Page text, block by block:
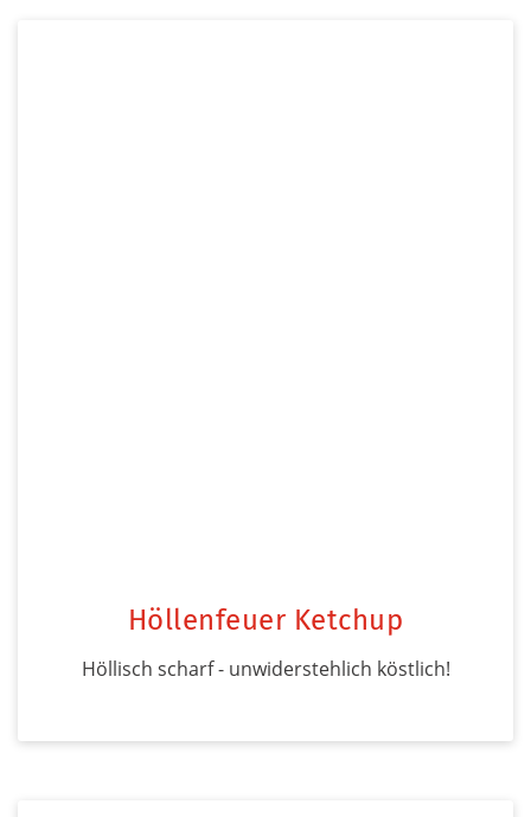
Höllenfeuer Ketchup
Höllisch scharf - unwiderstehlich köstlich!